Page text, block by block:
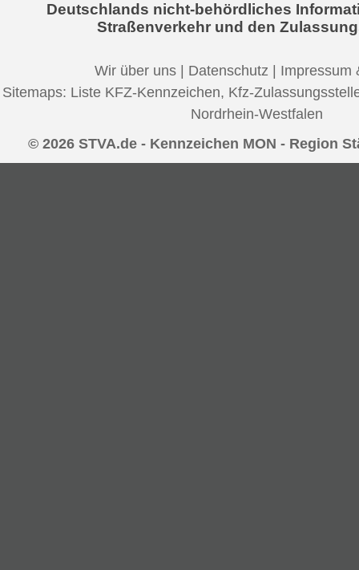
Deutschlands nicht-behördliches
Straßenverkehr und den
Wir über uns | Datenschutz | Impressum
Sitemaps: Liste KFZ-Kennzeichen, Kfz-
Nordrhein-Westfalen
© 2026 STVA.de - Kennzeichen MON - Region